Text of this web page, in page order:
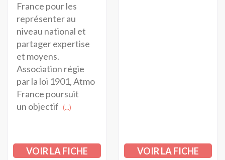
France pour les
représenter au
niveau national et
partager expertise
et moyens.
Association régie
par la loi 1901, Atmo
France poursuit
un objectif (...)
VOIR LA FICHE VOIR LA FICHE